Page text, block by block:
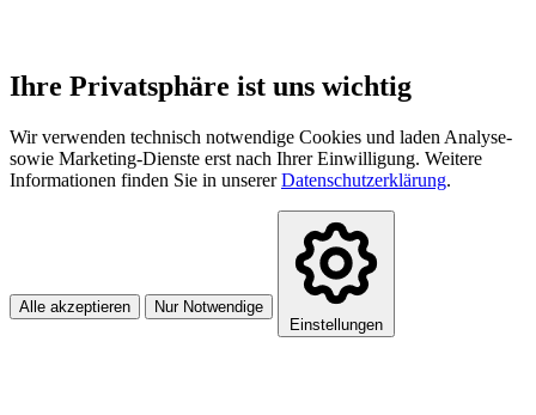
Ihre Privatsphäre ist uns wichtig
Wir verwenden technisch notwendige Cookies und laden Analyse-
sowie Marketing-Dienste erst nach Ihrer Einwilligung. Weitere
Informationen finden Sie in unsererDatenschutzerklärung.
Alle akzeptieren
Nur Notwendige
Einstellungen